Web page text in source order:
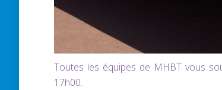
Toutes les équipes de MHBT vous
17h00.